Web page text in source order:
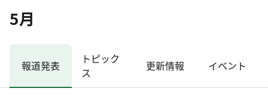
5月
報道発表
トピック
ス
更新情報 イベント